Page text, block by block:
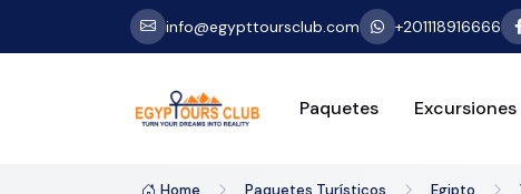
info@egypttoursclub.com +201118916666
Paquetes
Home Paquetes Turísticos Egipto